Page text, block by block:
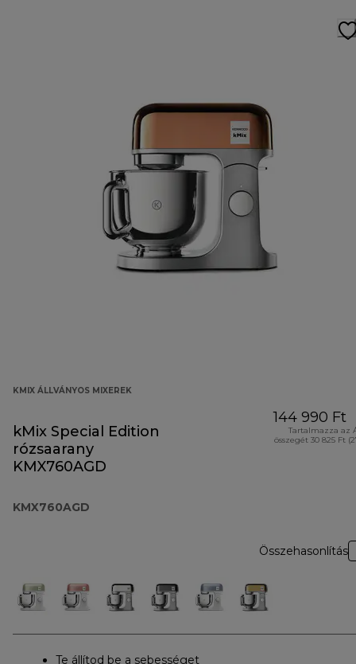
KMIX ÁLLVÁNYOS MIXEREK
kMix Special Edition
rózsaarany
KMX760AGD
KMX760AGD
144 990 Ft
Tartalmazza az
összegét 30 825 Ft
Összehasonlítás
Te állítod be a sebességet